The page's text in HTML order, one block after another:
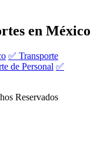
en México
✅ Transporte
de Personal ✅
Reservados